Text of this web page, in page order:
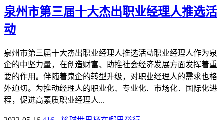
泉州市第三届十大杰出职业经理人推选活
动
泉州市第三届十大杰出职业经理人推选活动职业经理人作为泉
企的中坚力量，在创造财富、助推社会经济发展方面发挥着重
要的作用。伴随着泉企的转型升级，对职业经理人的需求也格
外迫切。为推动经理人的职业化、专业化、市场化、国际化进
程，促进高素质职业经理人...